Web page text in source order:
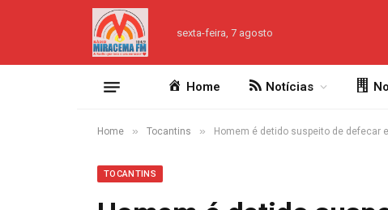
sexta-feira, 7 agosto
Home Notícias
Home » Tocantins » Homem é detido suspeito de defecar
TOCANTINS